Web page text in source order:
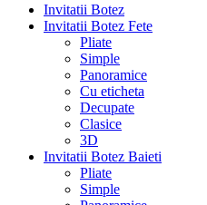
Invitatii Botez
Invitatii Botez Fete
Pliate
Simple
Panoramice
Cu eticheta
Decupate
Clasice
3D
Invitatii Botez Baieti
Pliate
Simple